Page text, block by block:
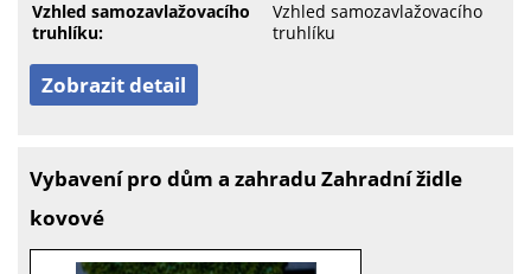
Vzhled samozavlažovacího
truhlíku:
Vzhled samozavlažovacího
truhlíku
Zobrazit detail
Vybavení pro dům a zahradu Zahradní židle
kovové